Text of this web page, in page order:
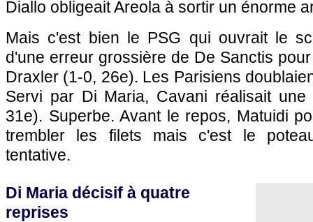
Diallo obligeait Areola à sortir un énorme
Mais c'est bien le PSG qui ouvrait le
d'une erreur grossière de De Sanctis
Draxler (1-0, 26e). Les Parisiens
Servi par Di Maria, Cavani réalisait une
31e). Superbe. Avant le repos, Matuidi
trembler les filets mais c'est le
tentative.
Di Maria décisif à quatre
reprises